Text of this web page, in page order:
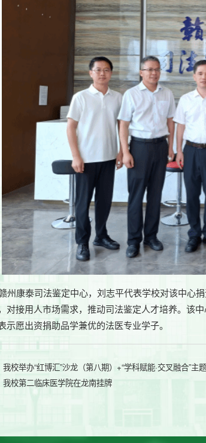
州康泰司法鉴定中心，刘志平代表学校对该中心
对接用人市场需求，推动司法鉴定人才培养。该
示愿出资捐助品学兼优的法医专业学子。
我校举办“红博汇”沙龙（第八期）+“学科赋能·交叉融合”主
我校第二临床医学院在龙南挂牌